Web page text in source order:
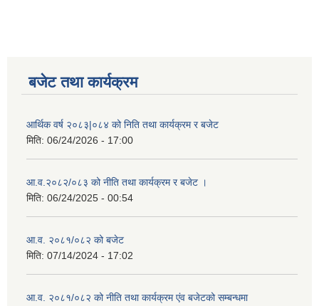
बजेट तथा कार्यक्रम
आर्थिक वर्ष २०८३|०८४ को निति तथा कार्यक्रम र बजेट
मिति: 06/24/2026 - 17:00
आ.व.२०८२/०८३ को नीति तथा कार्यक्रम र बजेट ।
मिति: 06/24/2025 - 00:54
आ.व. २०८१/०८२ को बजेट
मिति: 07/14/2024 - 17:02
आ.व. २०८१/०८२ को नीति तथा कार्यक्रम एंव बजेटको सम्बन्धमा